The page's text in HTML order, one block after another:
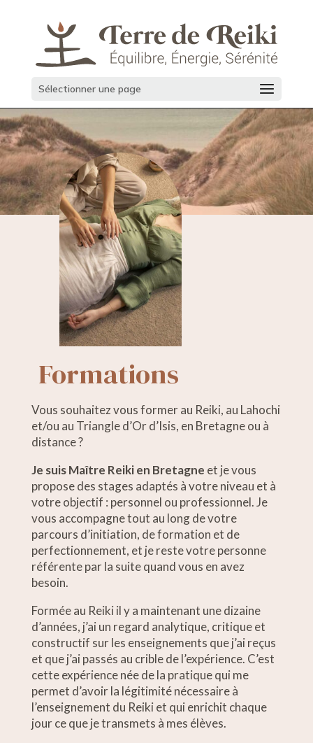
Sélectionner une page
Formations
Vous souhaitez vous former au Reiki, au Lahochi
et/ou au Triangle d’Or d’Isis, en Bretagne ou à
distance ?
Je suis Maître Reiki en Bretagne et je vous
propose des stages adaptés à votre niveau et à
votre objectif : personnel ou professionnel. Je
vous accompagne tout au long de votre
parcours d’initiation, de formation et de
perfectionnement, et je reste votre personne
référente par la suite quand vous en avez
besoin.
Formée au Reiki il y a maintenant une dizaine
d’années, j’ai un regard analytique, critique et
constructif sur les enseignements que j’ai reçus
et que j’ai passés au crible de l’expérience. C’est
cette expérience née de la pratique qui me
permet d’avoir la légitimité nécessaire à
l’enseignement du Reiki et qui enrichit chaque
jour ce que je transmets à mes élèves.